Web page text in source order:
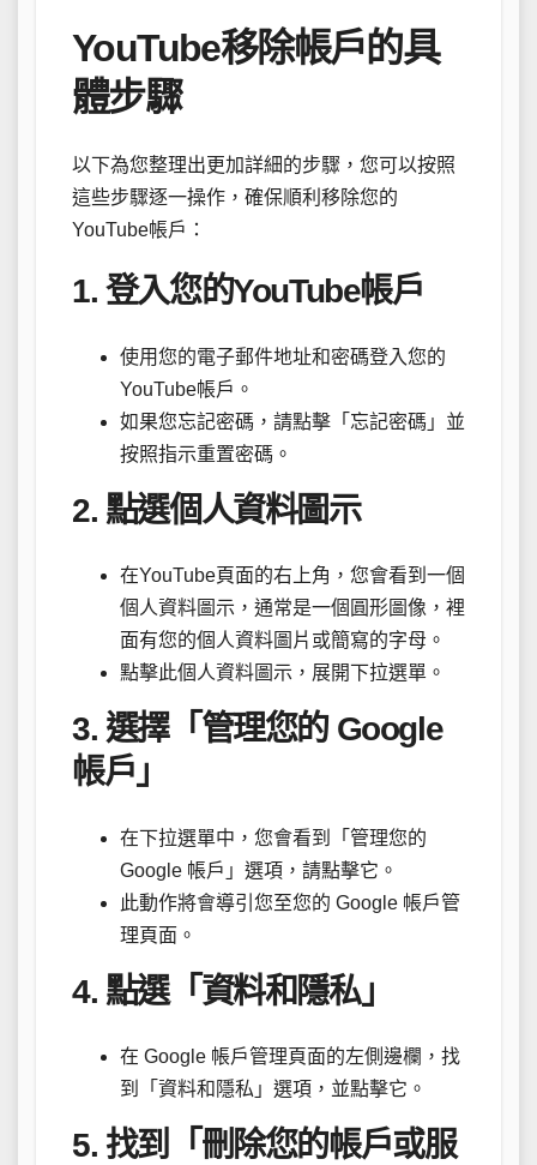
YouTube移除帳戶的具
體步驟
以下為您整理出更加詳細的步驟，您可以按照
這些步驟逐一操作，確保順利移除您的
YouTube帳戶：
1. 登入您的YouTube帳戶
使用您的電子郵件地址和密碼登入您的
YouTube帳戶。
如果您忘記密碼，請點擊「忘記密碼」並
按照指示重置密碼。
2. 點選個人資料圖示
在YouTube頁面的右上角，您會看到一個
個人資料圖示，通常是一個圓形圖像，裡
面有您的個人資料圖片或簡寫的字母。
點擊此個人資料圖示，展開下拉選單。
3. 選擇「管理您的 Google
帳戶」
在下拉選單中，您會看到「管理您的
Google 帳戶」選項，請點擊它。
此動作將會導引您至您的 Google 帳戶管
理頁面。
4. 點選「資料和隱私」
在 Google 帳戶管理頁面的左側邊欄，找
到「資料和隱私」選項，並點擊它。
5. 找到「刪除您的帳戶或服